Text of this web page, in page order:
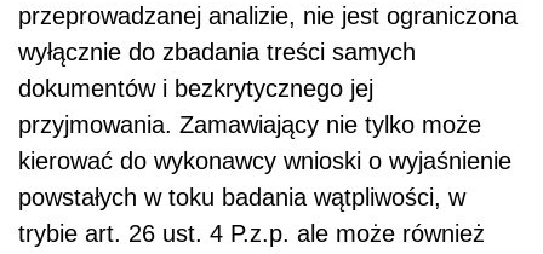
przeprowadzanej analizie, nie jest ograniczona
wyłącznie do zbadania treści samych
dokumentów i bezkrytycznego jej
przyjmowania. Zamawiający nie tylko może
kierować do wykonawcy wnioski o wyjaśnienie
powstałych w toku badania wątpliwości, w
trybie art. 26 ust. 4 P.z.p. ale może również